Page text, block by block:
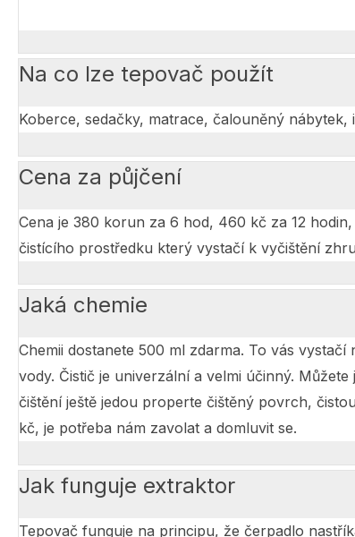
Na co lze tepovač použít
Koberce, sedačky, matrace, čalouněný
Cena za půjčení
Cena je 380 korun za 6 hod, 460 kč za 12
čistícího prostředku který vystačí k vyčištění
Jaká chemie
Chemii dostanete 500 ml zdarma. To vás
vody. Čistič je univerzální a velmi účinný.
čištění ještě jedou properte čištěný povrch,
kč, je potřeba nám zavolat a domluvit se.
Jak funguje extraktor
Tepovač funguje na principu, že čerpadlo